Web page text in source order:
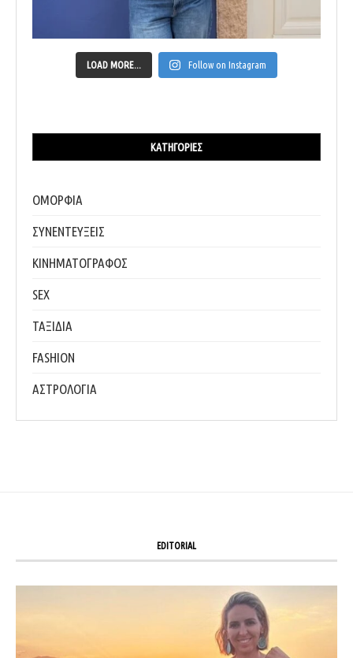
LOAD MORE... Follow on Instagram
ΚΑΤΗΓΟΡΊΕΣ
ΟΜΟΡΦΙΑ
ΣΥΝΕΝΤΕΥΞΕΙΣ
ΚΙΝΗΜΑΤΟΓΡΑΦΟΣ
SEX
ΤΑΞΙΔΙΑ
FASHION
ΑΣΤΡΟΛΟΓΙΑ
EDITORIAL